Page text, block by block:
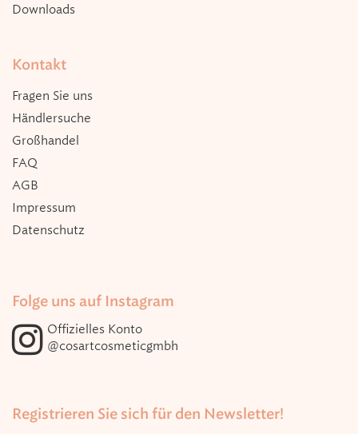
Downloads
Kontakt
Fragen Sie uns
Händlersuche
Großhandel
FAQ
AGB
Impressum
Datenschutz
Folge uns auf Instagram
Offizielles Konto
@cosartcosmeticgmbh
Registrieren Sie sich für den Newsletter!